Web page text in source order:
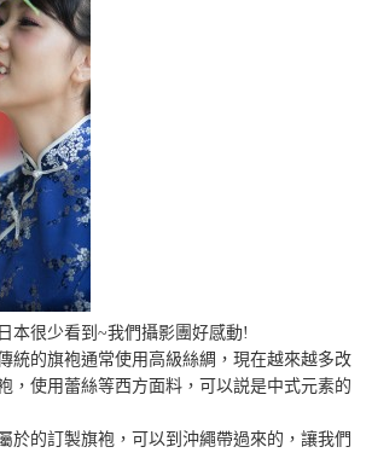
本很少看到~我們攝影團好感動!
統的旗袍通常使用高級絲綢，現在越來越多改
，使用蕾絲等西方面料，可以説是中式元素的
於的訂製旗袍，可以到沖繩帶過來的，讓我們